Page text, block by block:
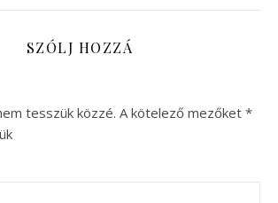
SZÓLJ HOZZÁ
tesszük közzé. A kötelező mezőket *